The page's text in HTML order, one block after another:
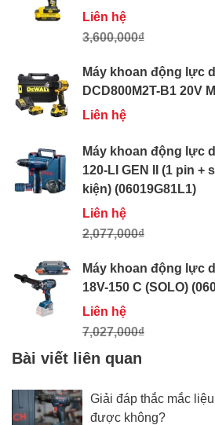
Liên hệ
3,600,000₫
Máy khoan động lực
DCD800M2T-B1 20V
Liên hệ
Máy khoan động lực
120-LI GEN II (1 pin +
kiện) (06019G81L1)
Liên hệ
2,077,000₫
Máy khoan động lực
18V-150 C (SOLO)
Liên hệ
7,027,000₫
Bài viết liên quan
Giải đáp thắc mắc
được không?